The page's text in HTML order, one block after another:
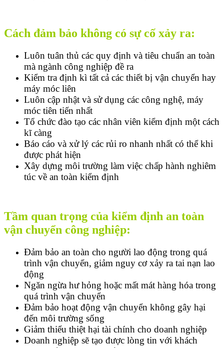
Cách đảm bảo không có sự cố xảy ra:
Luôn tuân thủ các quy định và tiêu chuẩn an toàn
mà ngành công nghiệp đề ra
Kiểm tra định kì tất cả các thiết bị vận chuyển hay
máy móc liên
Luôn cập nhật và sử dụng các công nghệ, máy
móc tiên tiến nhất
Tổ chức đào tạo các nhân viên kiểm định một cách
kĩ càng
Báo cáo và xử lý các rủi ro nhanh nhất có thể khi
được phát hiện
Xây dựng môi trường làm việc chấp hành nghiêm
túc về an toàn kiểm định
Tầm quan trọng của kiểm định an toàn
vận chuyển công nghiệp:
Đảm bảo an toàn cho người lao động trong quá
trình vận chuyển, giảm nguy cơ xảy ra tai nạn lao
động
Ngăn ngừa hư hỏng hoặc mất mát hàng hóa trong
quá trình vận chuyển
Đảm bảo hoạt động vận chuyển không gây hại
đến môi trường sống
Giảm thiểu thiệt hại tài chính cho doanh nghiệp
Doanh nghiệp sẽ tạo được lòng tin với khách